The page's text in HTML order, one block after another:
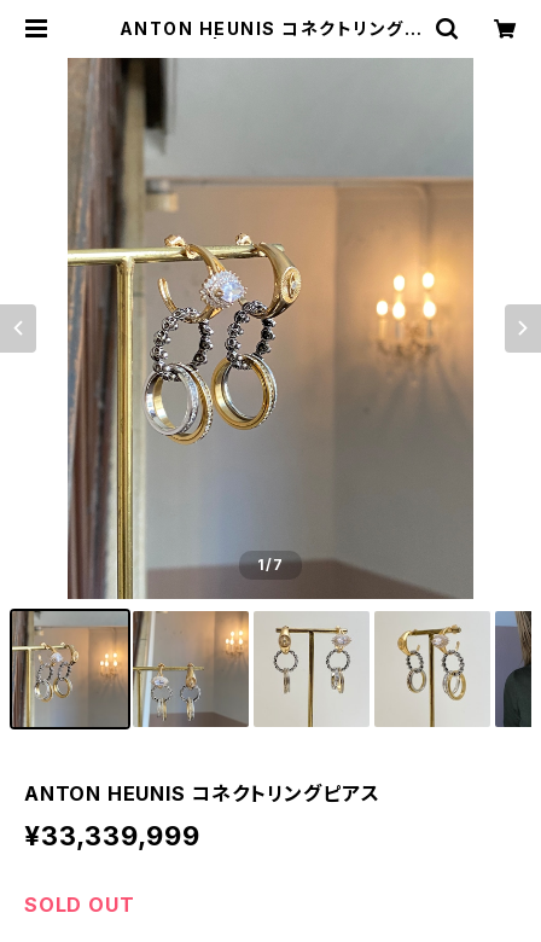
ANTON HEUNIS コネクトリングピ
1/7
ANTON HEUNIS コネクトリングピアス
¥33,339,999
SOLD OUT